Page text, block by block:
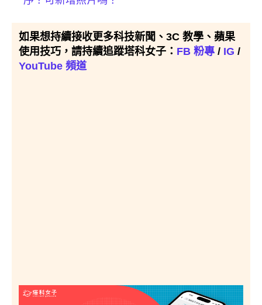
如果想持續接收更多科技新聞、3C 教學、蘋果
使用技巧，請持續追蹤塔科女子： FB 粉專 / IG /
YouTube 頻道